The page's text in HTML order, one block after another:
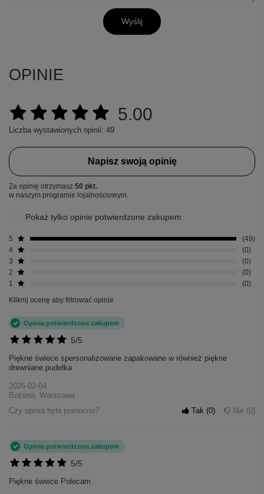
Wyślij
OPINIE
5.00
Liczba wystawionych opinii: 49
Napisz swoją opinię
Za opinię otrzymasz 50 pkt.
w naszym programie lojalnościowym.
Pokaż tylko opinie potwierdzone zakupem
5
49
4
0
3
0
2
0
1
0
Kliknij ocenę aby filtrować opinie
5/5
Opinia potwierdzona zakupem
Piękne świece spersonalizowane zapakowane w również piękne
drewniane pudełka
2026-02-04
Bożena, Warszawa
Czy opinia była pomocna?
Tak 0 Nie 0
5/5
Opinia potwierdzona zakupem
Piękne świece Polecam